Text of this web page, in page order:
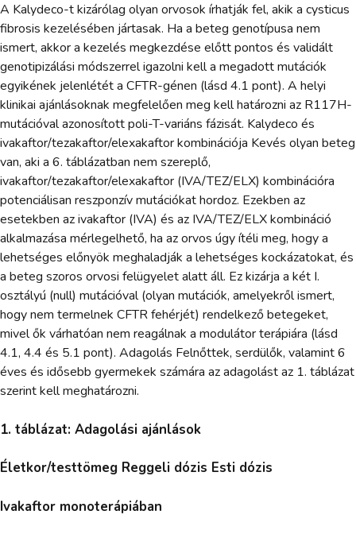
A Kalydeco-t kizárólag olyan orvosok írhatják fel, akik a cysticus
fibrosis kezelésében jártasak. Ha a beteg genotípusa nem
ismert, akkor a kezelés megkezdése előtt pontos és validált
genotipizálási módszerrel igazolni kell a megadott mutációk
egyikének jelenlétét a CFTR-génen (lásd 4.1 pont). A helyi
klinikai ajánlásoknak megfelelően meg kell határozni az R117H-
mutációval azonosított poli-T-variáns fázisát. Kalydeco és
ivakaftor/tezakaftor/elexakaftor kombinációja Kevés olyan beteg
van, aki a 6. táblázatban nem szereplő,
ivakaftor/tezakaftor/elexakaftor (IVA/TEZ/ELX) kombinációra
potenciálisan reszponzív mutációkat hordoz. Ezekben az
esetekben az ivakaftor (IVA) és az IVA/TEZ/ELX kombináció
alkalmazása mérlegelhető, ha az orvos úgy ítéli meg, hogy a
lehetséges előnyök meghaladják a lehetséges kockázatokat, és
a beteg szoros orvosi felügyelet alatt áll. Ez kizárja a két I.
osztályú (null) mutációval (olyan mutációk, amelyekről ismert,
hogy nem termelnek CFTR fehérjét) rendelkező betegeket,
mivel ők várhatóan nem reagálnak a modulátor terápiára (lásd
4.1, 4.4 és 5.1 pont). Adagolás Felnőttek, serdülők, valamint 6
éves és idősebb gyermekek számára az adagolást az 1. táblázat
szerint kell meghatározni.
1. táblázat: Adagolási ajánlások
Életkor/testtömeg Reggeli dózis Esti dózis
Ivakaftor monoterápiában